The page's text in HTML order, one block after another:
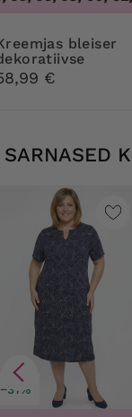
€
SARNASED
−31%